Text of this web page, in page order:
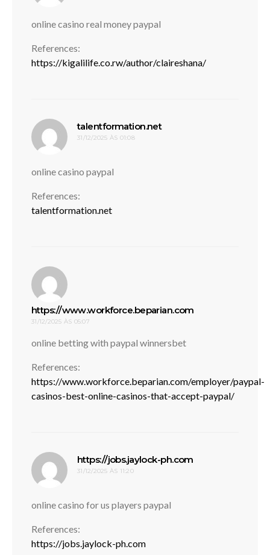
online casino real money paypal
References:
https://kigalilife.co.rw/author/claireshana/
talentformation.netdisse:
31/12/2025 ÀS 01:08
online casino paypal
References:
talentformation.net
https://www.workforce.beparian.com
31/12/2025 ÀS 05:07
online betting with paypal winnersbet
References:
https://www.workforce.beparian.com/employer/paypal-
casinos-best-online-casinos-that-accept-paypal/
https://jobs.jaylock-ph.com
31/12/2025 ÀS 11:20
online casino for us players paypal
References:
https://jobs.jaylock-ph.com